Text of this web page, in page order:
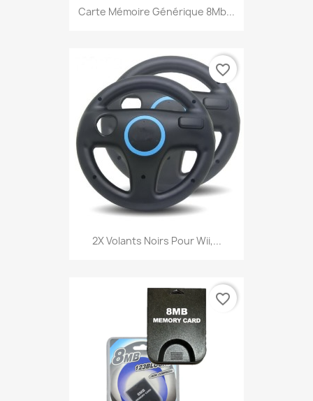
Carte Mémoire Générique 8Mb...
2X Volants Noirs Pour Wii,...
favorite_border
favorite_border